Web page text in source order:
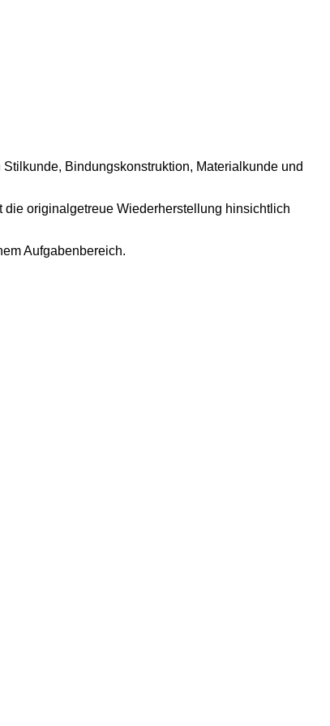
Bindungskonstruktion, Materialkunde und
originalgetreue Wiederherstellung hinsichtlich
Aufgabenbereich.